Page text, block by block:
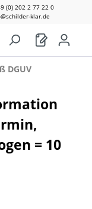
(0) 202 2 77 22 0
klar.de
DGUV
= 10